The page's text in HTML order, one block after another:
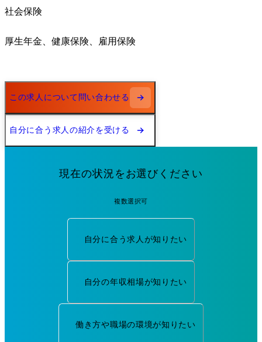
社会保険
厚生年金、健康保険、雇用保険
この求人について問い合わせる
自分に合う求人の紹介を受ける
現在の状況をお選びください
複数選択可
自分に合う求人が知りたい
自分の年収相場が知りたい
働き方や職場の環境が知りたい